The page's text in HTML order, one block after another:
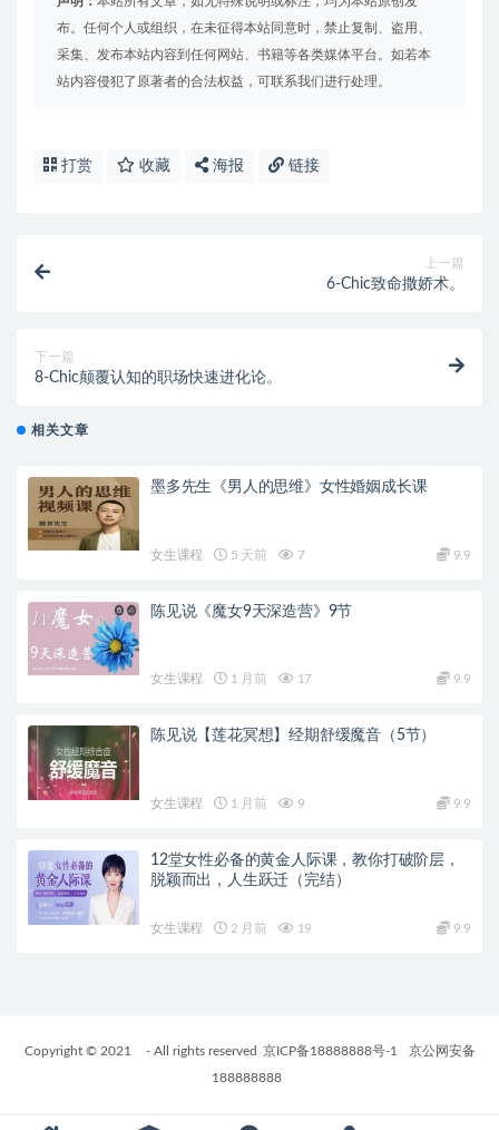
布。任何个人或组织，在未征得本站同意时，禁止复制、盗用、
采集、发布本站内容到任何网站、书籍等各类媒体平台。如若本
站内容侵犯了原著者的合法权益，可联系我们进行处理。
打赏 收藏 海报 链接
上一篇
6-Chic致命撒娇术。
下一篇
8-Chic颠覆认知的职场快速进化论。
相关文章
墨多先生《男人的思维》女性婚姻成长课
女生课程 5 天前 7 9.9
陈见说《魔女9天深造营》9节
女生课程 1 月前 17 9.9
陈见说【莲花冥想】经期舒缓魔音（5节）
女生课程 1 月前 9 9.9
12堂女性必备的黄金人际课，教你打破阶层，
脱颖而出，人生跃迁（完结）
女生课程 2 月前 19 9.9
Copyright © 2021 - All rights reserved 京ICP备18888888号-1
京公网安备
188888888